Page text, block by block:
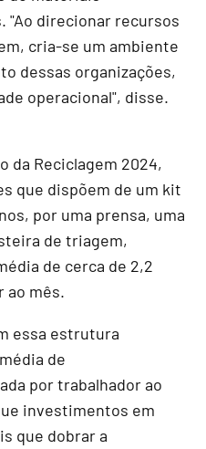
"Ao direcionar recursos
cria-se um ambiente
dessas organizações,
operacional", disse.
da Reciclagem 2024,
que dispõem de um kit
por uma prensa, uma
de triagem,
de cerca de 2,2
ao mês.
essa estrutura
de
por trabalhador ao
investimentos em
que dobrar a